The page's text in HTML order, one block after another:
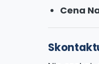
Cena